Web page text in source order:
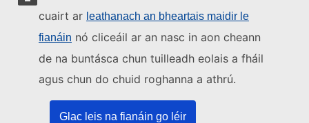
cuairt ar leathanach an bheartais maidir le
fianáin nó cliceáil ar an nasc in aon cheann
de na buntásca chun tuilleadh eolais a fháil
agus chun do chuid roghanna a athrú.
Glac leis na fianáin go léir